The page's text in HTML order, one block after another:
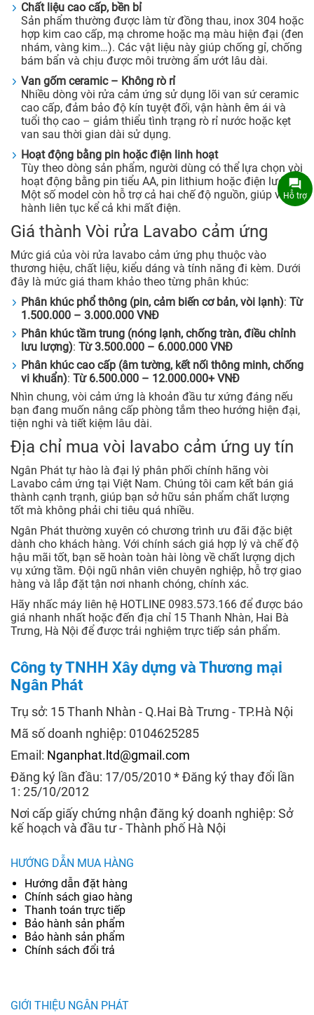
Chất liệu cao cấp, bền bỉ
Sản phẩm thường được làm từ đồng thau, inox 304 hoặc
hợp kim cao cấp, mạ chrome hoặc mạ màu hiện đại (đen
nhám, vàng kim…). Các vật liệu này giúp chống gỉ, chống
bám bẩn và chịu được môi trường ẩm ướt lâu dài.
Van gốm ceramic – Không rò rỉ
Nhiều dòng vòi rửa cảm ứng sử dụng lõi van sứ ceramic
cao cấp, đảm bảo độ kín tuyệt đối, vận hành êm ái và
tuổi thọ cao – giảm thiểu tình trạng rò rỉ nước hoặc kẹt
van sau thời gian dài sử dụng.
Hoạt động bằng pin hoặc điện linh hoạt
Tùy theo dòng sản phẩm, người dùng có thể lựa chọn vòi
hoạt động bằng pin tiểu AA, pin lithium hoặc điện lưới.
Một số model còn hỗ trợ cả hai chế độ nguồn, giúp vận
hành liên tục kể cả khi mất điện.
Giá thành Vòi rửa Lavabo cảm ứng
Mức giá của vòi rửa lavabo cảm ứng phụ thuộc vào
thương hiệu, chất liệu, kiểu dáng và tính năng đi kèm. Dưới
đây là mức giá tham khảo theo từng phân khúc:
Phân khúc phổ thông (pin, cảm biến cơ bản, vòi lạnh): Từ
1.500.000 – 3.000.000 VNĐ
Phân khúc tầm trung (nóng lạnh, chống tràn, điều chỉnh
lưu lượng): Từ 3.500.000 – 6.000.000 VNĐ
Phân khúc cao cấp (âm tường, kết nối thông minh, chống
vi khuẩn): Từ 6.500.000 – 12.000.000+ VNĐ
Nhìn chung, vòi cảm ứng là khoản đầu tư xứng đáng nếu
bạn đang muốn nâng cấp phòng tắm theo hướng hiện đại,
tiện nghi và tiết kiệm lâu dài.
Địa chỉ mua vòi lavabo cảm ứng uy tín
Ngân Phát tự hào là đại lý phân phối chính hãng vòi
Lavabo cảm ứng tại Việt Nam. Chúng tôi cam kết bán giá
thành cạnh trạnh, giúp bạn sở hữu sản phẩm chất lượng
tốt mà không phải chi tiêu quá nhiều.
Ngân Phát thường xuyên có chương trình ưu đãi đặc biệt
dành cho khách hàng. Với chính sách giá hợp lý và chế độ
hậu mãi tốt, bạn sẽ hoàn toàn hài lòng về chất lượng dịch
vụ xứng tầm. Đội ngũ nhân viên chuyên nghiệp, hỗ trợ giao
hàng và lắp đặt tận nơi nhanh chóng, chính xác.
Hãy nhấc máy liên hệ HOTLINE 0983.573.166 để được báo
giá nhanh nhất hoặc đến địa chỉ 15 Thanh Nhàn, Hai Bà
Trưng, Hà Nội để được trải nghiệm trực tiếp sản phẩm.
Công ty TNHH Xây dựng và Thương mại
Ngân Phát
Trụ sở: 15 Thanh Nhàn - Q.Hai Bà Trưng - TP.Hà Nội
Mã số doanh nghiệp: 0104625285
Email: Nganphat.ltd@gmail.com
Đăng ký lần đầu: 17/05/2010 * Đăng ký thay đổi lần
1: 25/10/2012
Nơi cấp giấy chứng nhận đăng ký doanh nghiệp: Sở
kế hoạch và đầu tư - Thành phố Hà Nội
HƯỚNG DẪN MUA HÀNG
Hướng dẫn đặt hàng
Chính sách giao hàng
Thanh toán trực tiếp
Bảo hành sản phẩm
Bảo hành sản phẩm
Chính sách đổi trả
GIỚI THIỆU NGÂN PHÁT
Hỗ trợ